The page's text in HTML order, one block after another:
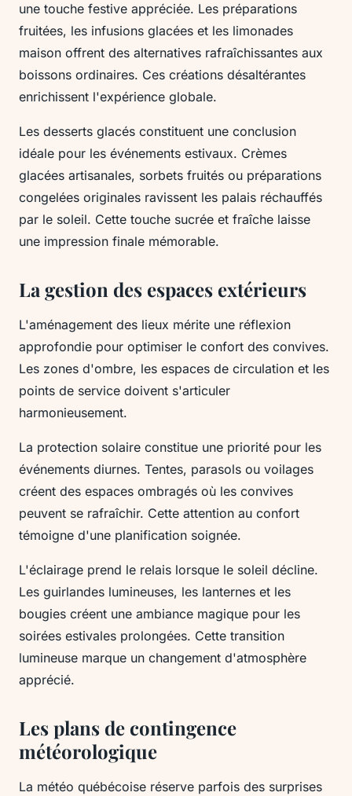
une touche festive appréciée. Les préparations
fruitées, les infusions glacées et les limonades
maison offrent des alternatives rafraîchissantes aux
boissons ordinaires. Ces créations désaltérantes
enrichissent l'expérience globale.
Les desserts glacés constituent une conclusion
idéale pour les événements estivaux. Crèmes
glacées artisanales, sorbets fruités ou préparations
congelées originales ravissent les palais réchauffés
par le soleil. Cette touche sucrée et fraîche laisse
une impression finale mémorable.
La gestion des espaces extérieurs
L'aménagement des lieux mérite une réflexion
approfondie pour optimiser le confort des convives.
Les zones d'ombre, les espaces de circulation et les
points de service doivent s'articuler
harmonieusement.
La protection solaire constitue une priorité pour les
événements diurnes. Tentes, parasols ou voilages
créent des espaces ombragés où les convives
peuvent se rafraîchir. Cette attention au confort
témoigne d'une planification soignée.
L'éclairage prend le relais lorsque le soleil décline.
Les guirlandes lumineuses, les lanternes et les
bougies créent une ambiance magique pour les
soirées estivales prolongées. Cette transition
lumineuse marque un changement d'atmosphère
apprécié.
Les plans de contingence
météorologique
La météo québécoise réserve parfois des surprises